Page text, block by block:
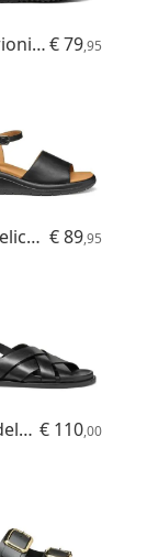
Brionia R€ 79,95
Meliconia € 89,95
Adelash € 110,00